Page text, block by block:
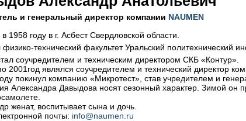
и генеральный директор компании NAUMEN
1958 году в г. Асбест Свердловской области.
физико-технический факультет Уральский политехнический
соучредителем и техническим директором СКБ «Контур».
2001год являлся соучредителем и технический директор
покинул компанию «Микротест», став учредителем и
Александра Давыдова носят сезонный характер. Зимой он
женат, воспитывает сына и дочь.
почты: info@naumen.ru